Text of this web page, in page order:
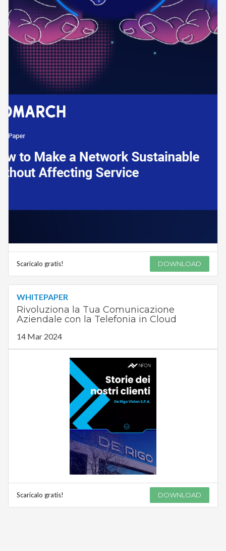
Scaricalo gratis! DOWNLOAD
WHITEPAPER
Rivoluziona la Tua Comunicazione
Aziendale con la Telefonia in Cloud
14 Mar 2024
Scaricalo gratis! DOWNLOAD